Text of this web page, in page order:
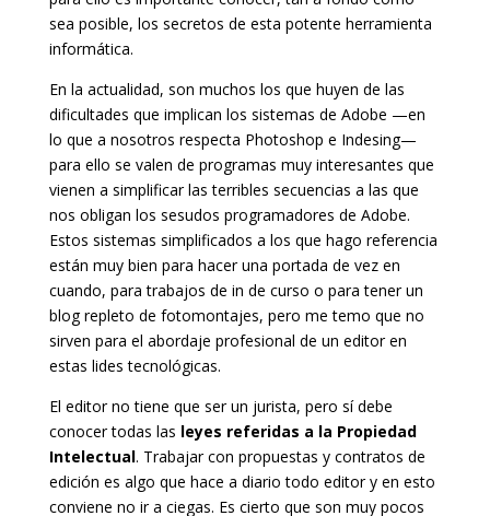
sea posible, los secretos de esta potente herramienta
informática.
En la actualidad, son muchos los que huyen de las
dificultades que implican los sistemas de Adobe —en
lo que a nosotros respecta Photoshop e Indesing—
para ello se valen de programas muy interesantes que
vienen a simplificar las terribles secuencias a las que
nos obligan los sesudos programadores de Adobe.
Estos sistemas simplificados a los que hago referencia
están muy bien para hacer una portada de vez en
cuando, para trabajos de in de curso o para tener un
blog repleto de fotomontajes, pero me temo que no
sirven para el abordaje profesional de un editor en
estas lides tecnológicas.
El editor no tiene que ser un jurista, pero sí debe
conocer todas las leyes referidas a la Propiedad
Intelectual. Trabajar con propuestas y contratos de
edición es algo que hace a diario todo editor y en esto
conviene no ir a ciegas. Es cierto que son muy pocos